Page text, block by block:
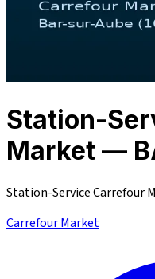
Station-
Market —
Station-Service Carrefour
Carrefour Market